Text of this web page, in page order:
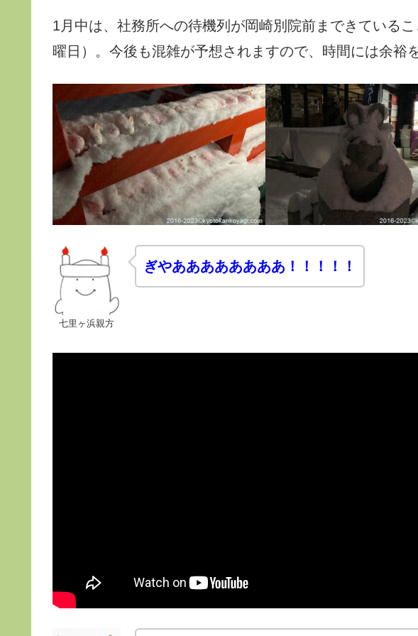
1月中は、社務所への待機列が岡崎別院前まできている
曜日）。今後も混雑が予想されますので、時間には余裕
七里ヶ浜親方
ぎやああああああああ！！！！！